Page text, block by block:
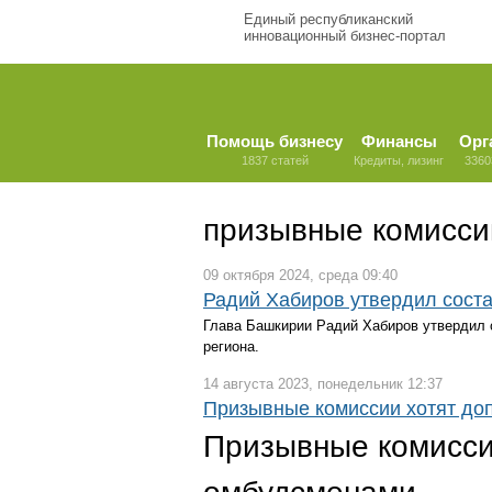
Единый республиканский
инновационный бизнес-портал
Помощь бизнесу
1837 статей
Финансы
Кредиты, лизинг
призывные
09 октября 2024, среда 09:40
Радий Хабиров утвердил
Глава Башкирии Радий Хабиров утвердил
региона.
14 августа 2023, понедельник 12:37
Призывные комиссии хотят
Призывные